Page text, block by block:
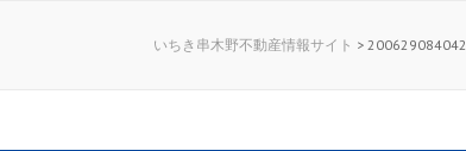
いちき串木野不動産情報サイト > 200629084042